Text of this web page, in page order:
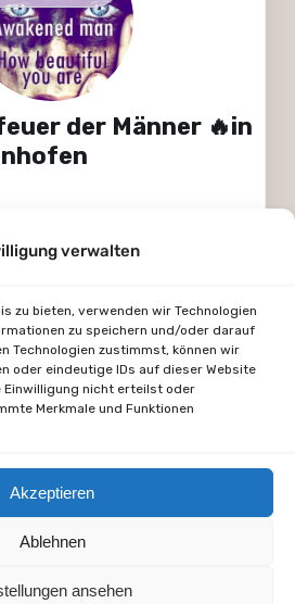
verwalten
zu bieten, verwenden wir Technologien
zu speichern und/oder darauf
Technologien zustimmst, können wir
oder eindeutige IDs auf dieser Website
Einwilligung nicht erteilst oder
Merkmale und Funktionen
Akzeptieren
Ablehnen
ansehen
der Männer 🔥in
Mann!
– Zeit fuer Dich, Mann